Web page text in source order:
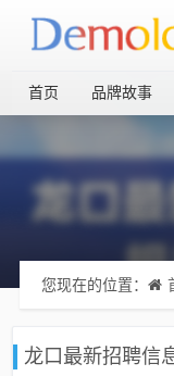
首页 品牌故事
您现在的位置：
龙口最新招聘信